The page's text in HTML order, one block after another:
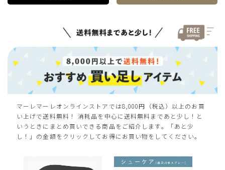
マーレマーレオンラインストアでは8,000円（税込）以上のお買
い上げで送料無料！ 消耗品を中心に送料無料まであと少し！と
いうときにまとめ買いできる商品をご紹介します。「あと少
し！」の金額をクリックしてお得にお買い物をしてください。